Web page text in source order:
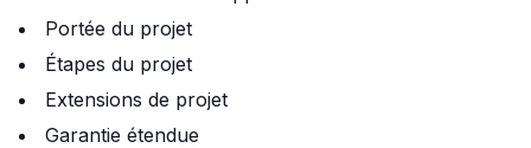
Portée du projet
Étapes du projet
Extensions de projet
Garantie étendue